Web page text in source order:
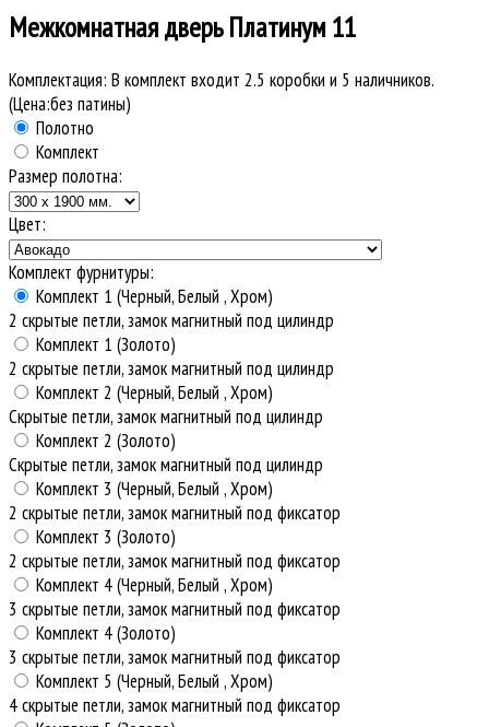
Межкомнатная дверь Платинум 11
Комплектация: В комплект входит 2.5 коробки и 5 наличников.
(Цена:без патины)
Полотно
Комплект
Размер полотна:
Цвет:
Комплект фурнитуры:
Комплект 1 (Черный, Белый , Хром)
2 скрытые петли, замок магнитный под цилиндр
Комплект 1 (Золото)
2 скрытые петли, замок магнитный под цилиндр
Комплект 2 (Черный, Белый , Хром)
Скрытые петли, замок магнитный под цилиндр
Комплект 2 (Золото)
Скрытые петли, замок магнитный под цилиндр
Комплект 3 (Черный, Белый , Хром)
2 скрытые петли, замок магнитный под фиксатор
Комплект 3 (Золото)
2 скрытые петли, замок магнитный под фиксатор
Комплект 4 (Черный, Белый , Хром)
3 скрытые петли, замок магнитный под фиксатор
Комплект 4 (Золото)
3 скрытые петли, замок магнитный под фиксатор
Комплект 5 (Черный, Белый , Хром)
4 скрытые петли, замок магнитный под фиксатор